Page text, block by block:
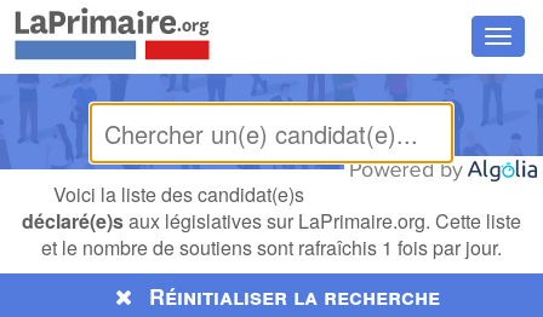
la
Voici la liste des candidat(e)s
déclaré(e)saux législatives sur LaPrimaire.org. Cette liste
et le nombre de soutiens sont rafraîchis 1 fois par jour.
Réinitialiser la recherche